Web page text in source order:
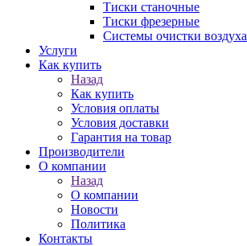
Тиски станочные
Тиски фрезерные
Системы очистки воздуха
Услуги
Как купить
Назад
Как купить
Условия оплаты
Условия доставки
Гарантия на товар
Производители
О компании
Назад
О компании
Новости
Политика
Контакты